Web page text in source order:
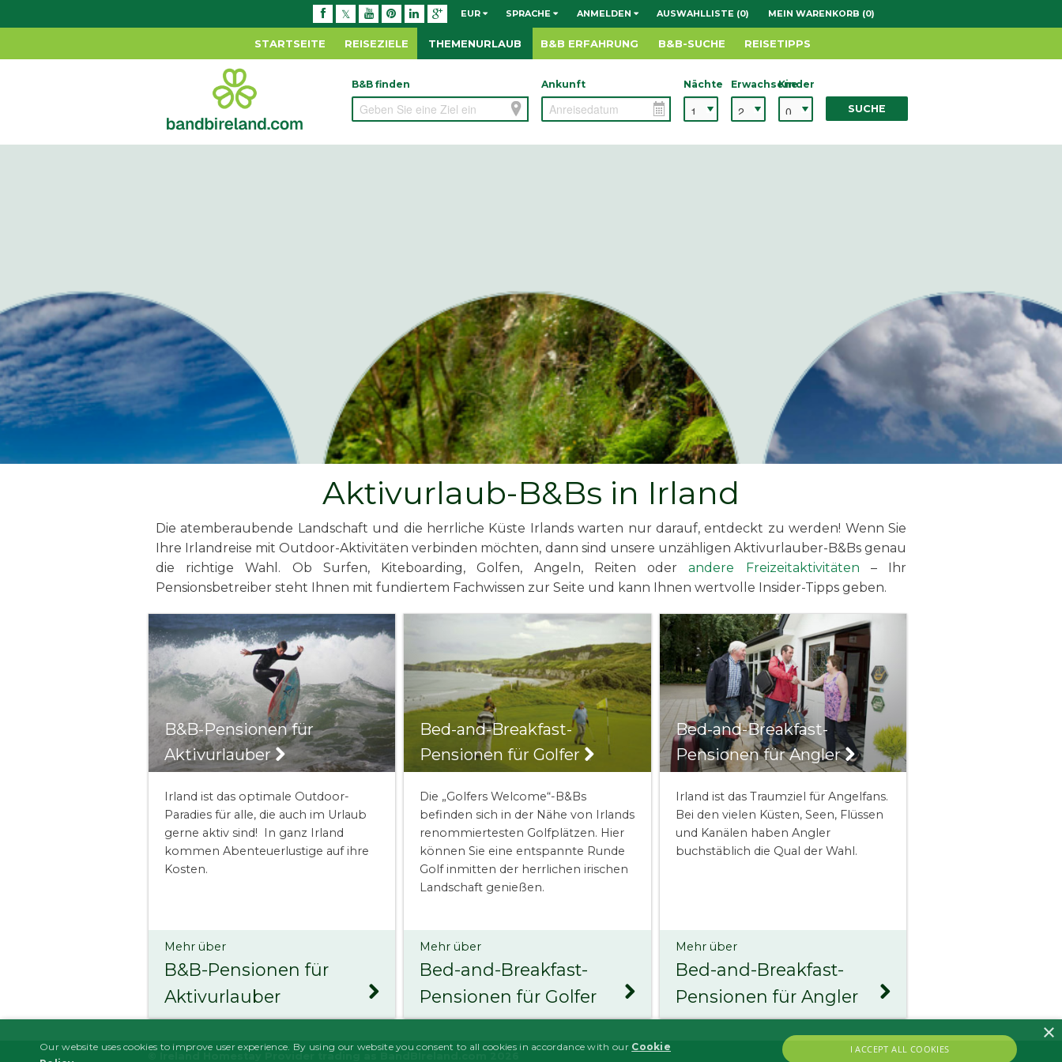
EUR SPRACHE ANMELDEN AUSWAHLLISTE (0) MEIN WARENKORB (0)
STARTSEITE REISEZIELE THEMENURLAUB B&B ERFAHRUNG B&B-SUCHE REISETIPPS
B&B finden Ankunft Nächte Erwachsene
Kinder
SUCHE
Aktivurlaub-B&Bs in Irland
Die atemberaubende Landschaft und die herrliche Küste Irlands warten nur darauf, entdeckt zu werden! Wenn Sie
Ihre Irlandreise mit Outdoor-Aktivitäten verbinden möchten, dann sind unsere unzähligen Aktivurlauber-B&Bs genau
die richtige Wahl. Ob Surfen, Kiteboarding, Golfen, Angeln, Reiten oderandere Freizeitaktivitäten – Ihr
Pensionsbetreiber steht Ihnen mit fundiertem Fachwissen zur Seite und kann Ihnen wertvolle Insider-Tipps geben.
B&B-Pensionen für
Aktivurlauber
Irland ist das optimale Outdoor-
Paradies für alle, die auch im Urlaub
gerne aktiv sind! In ganz Irland
kommen Abenteuerlustige auf ihre
Kosten.
Mehr über
B&B-Pensionen für
Aktivurlauber
Bed-and-Breakfast-
Pensionen für Golfer
Die „Golfers Welcome“-B&Bs
befinden sich in der Nähe von Irlands
renommiertesten Golfplätzen. Hier
können Sie eine entspannte Runde
Golf inmitten der herrlichen irischen
Landschaft genießen.
Mehr über
Bed-and-Breakfast-
Pensionen für Golfer
Bed-and-Breakfast-
Pensionen für Angler
Irland ist das Traumziel für Angelfans.
Bei den vielen Küsten, Seen, Flüssen
und Kanälen haben Angler
buchstäblich die Qual der Wahl.
Mehr über
Bed-and-Breakfast-
Pensionen für Angler
×
Our website uses cookies to improve user experience. By using our website you consent to all cookies in accordance with our Cookie
I ACCEPT ALL COOKIES